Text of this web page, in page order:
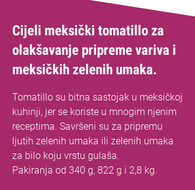
Cijeli meksički tomatillo za
olakšavanje pripreme variva i
meksičkih zelenih umaka.
Tomatillo su bitna sastojak u meksičkoj
kuhinji, jer se koriste u mnogim njenim
receptima. Savršeni su za pripremu
ljutih zelenih umaka ili zelenih umaka
za bilo koju vrstu gulaša.
Pakiranja od 340 g, 822 g i 2,8 kg.